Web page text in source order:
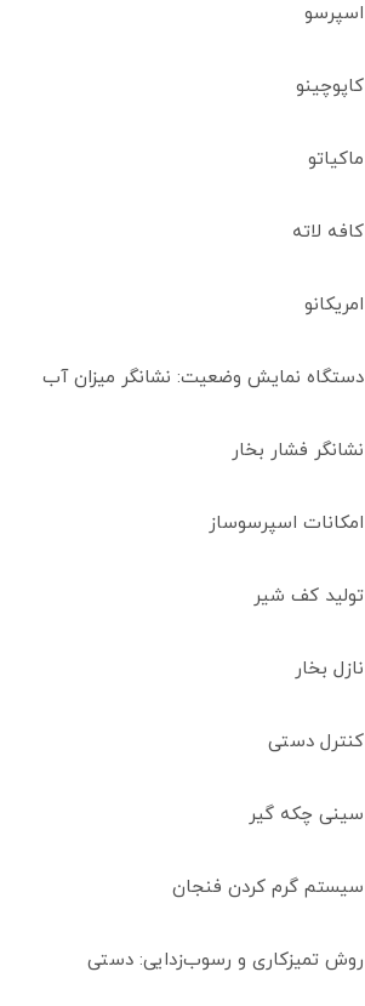
اسپرسو
کاپوچینو
ماکیاتو
کافه لاته
امریکانو
دستگاه نمایش وضعیت: نشانگر میزان آب
نشانگر فشار بخار
امکانات اسپرسوساز
تولید کف شیر
نازل بخار
کنترل دستی
سینی چکه گیر
سیستم گرم کردن فنجان
روش تمیزکاری و رسوب‌زدایی: دستی